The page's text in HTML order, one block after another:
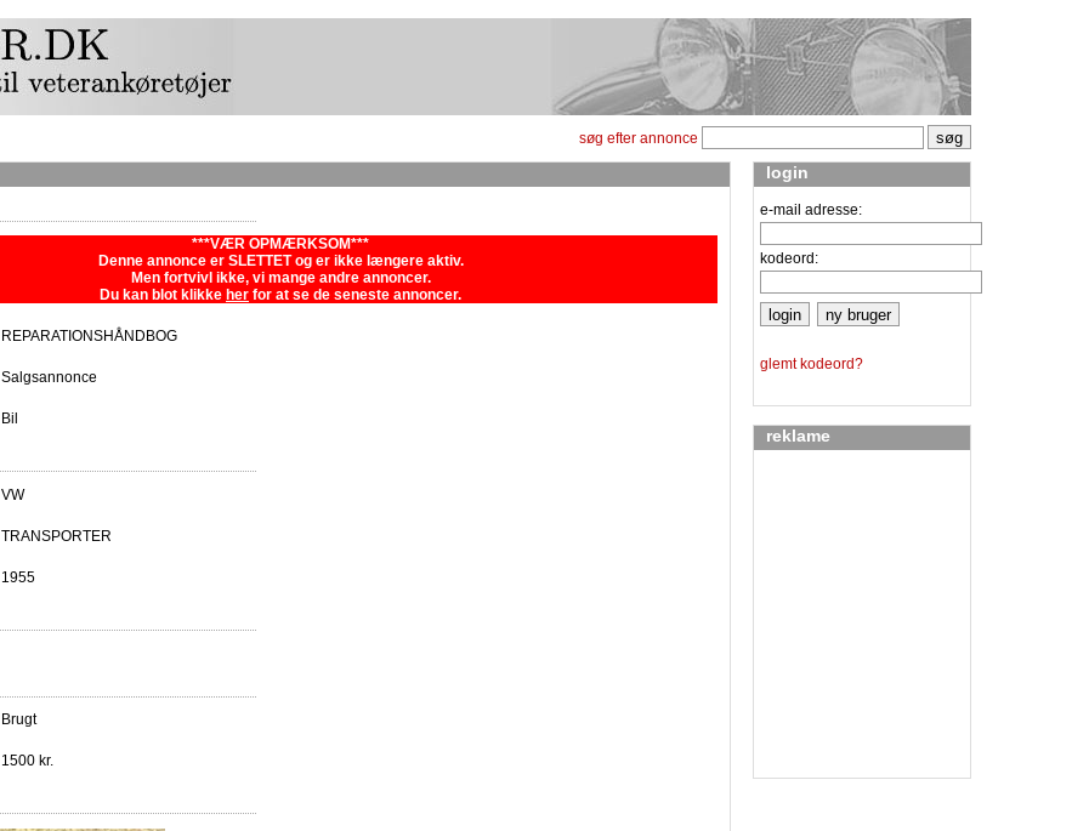
søg efter annonce
login
e-mail adresse:
kodeord:
glemt kodeord?
reklame
***VÆR OPMÆRKSOM***
Denne annonce er SLETTET og er ikke længere aktiv.
Men fortvivl ikke, vi mange andre annoncer.
Du kan blot klikke her for at se de seneste annoncer.
REPARATIONSHÅNDBOG
Salgsannonce
Bil
VW
TRANSPORTER
1955
Brugt
1500 kr.